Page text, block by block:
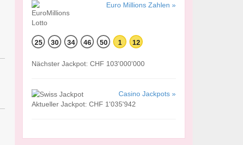
Euro Millions Zahlen »
25 30 34 46 50 1 12
Nächster Jackpot: CHF 103'000'000
Casino Jackpots »
Aktueller Jackpot: CHF 1'035'942